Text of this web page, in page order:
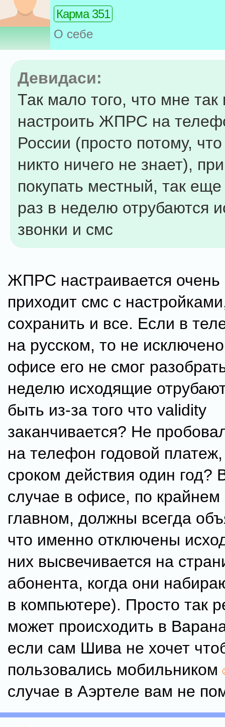
Карма 351
О себе
Девидаси:
Так мало того, что мне так
настроить ЖПРС на
России (просто потому,
никто ничего не знает),
покупать местный, так еще
раз в неделю отрубаются
звонки и смс
ЖПРС настраивается очень
приходит смс с
сохранить и все. Если в
на русском, то не
офисе его не смог
неделю исходящие
быть из-за того что validity
заканчивается? Не
на телефон годовой
сроком действия один год?
случае в офисе, по
главном, должны всегда
что именно отключены
них высвечивается на
абонента, когда они
в компьютере). Просто так
может происходить в
если сам Шива не хочет
пользовались мобильником
случае в Аэртеле вам не